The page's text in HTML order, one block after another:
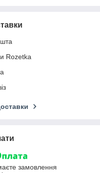
Rozetka
замовлення